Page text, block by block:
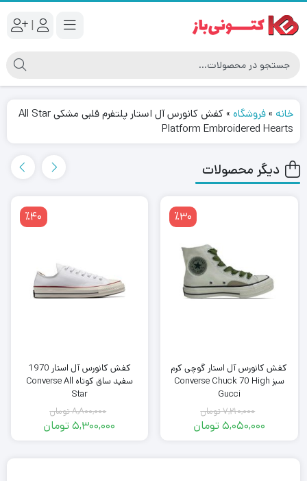
|
خانه »فروشگاه »
کفش کانورس آل استار پلتفرم قلبی مشکی All Star
Platform Embroidered Hearts
دیگر محصولات
٪30
کفش کانورس آل استار گوچی کرم
سبز Converse Chuck 70 High
Gucci
7,210,000تومان
قیمت5,050,000تومان
٪40
کفش کانورس آل استار 1970
سفید ساق کوتاه Converse All
Star
8,800,000تومان
قیمت5,300,000تومان